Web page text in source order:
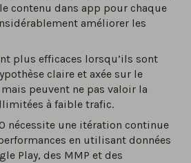
contenu dans app pour chaque
améliorer les
plus efficaces lorsqu’ils sont
claire et axée sur le
peuvent ne pas valoir la
à faible trafic.
nécessite une itération continue
en utilisant données
Play, des MMP et des